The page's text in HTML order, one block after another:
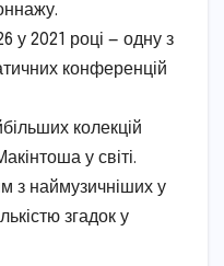
у 2021 році — одну з
конференцій
колекцій
у світі.
з наймузичніших у
згадок у